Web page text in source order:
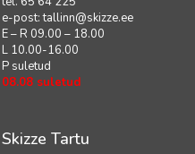
e-post:tallinn@skizze.ee
E – R 09.00 – 18.00
L 10.00-16.00
P suletud
08.08 suletud
Skizze Tartu